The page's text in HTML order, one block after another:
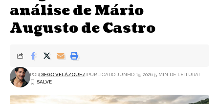
análise de Mário
Augusto de Castro
PORDIEGO VELÁZQUEZ PUBLICADO JUNHO 19, 2026 5 MIN DE LEITURA